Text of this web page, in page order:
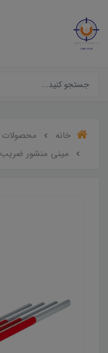
خانه محصولات
مینی منشور ضریب 17/5 لایکا